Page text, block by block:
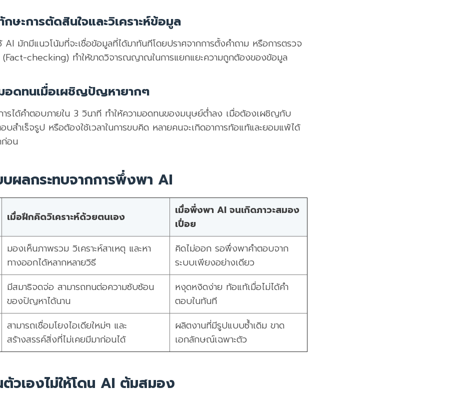
ษะการตัดสินใจและวิเคราะห์ข้อมูล
AI มักมีแนวโน้มที่จะเชื่อข้อมูลที่ได้มาทันทีโดยปราศจากการตั้งคำถาม หรือการตรวจ
checking) ทำให้ขาดวิจารณญาณในการแยกแยะความถูกต้องของข้อมูล
อดทนเมื่อเผชิญปัญหายากๆ
ารได้คำตอบภายใน 3 วินาที ทำให้ความอดทนของมนุษย์ต่ำลง เมื่อต้องเผชิญกับ
สำเร็จรูป หรือต้องใช้เวลาในการขบคิด หลายคนจะเกิดอาการท้อแท้และยอมแพ้ได้
อน
บผลกระทบจากการพึ่งพา AI
เมื่อฝึกคิดวิเคราะห์ด้วยตนเอง
เมื่อพึ่งพา AI จนเกิดภาวะสมอง
เปื่อย
มองเห็นภาพรวม วิเคราะห์สาเหตุ และหา
ทางออกได้หลากหลายวิธี
คิดไม่ออก รอพึ่งพาคำตอบจาก
ระบบเพียงอย่างเดียว
มีสมาธิจดจ่อ สามารถทนต่อความซับซ้อน
ของปัญหาได้นาน
หงุดหงิดง่าย ท้อแท้เมื่อไม่ได้คำ
ตอบในทันที
สามารถเชื่อมโยงไอเดียใหม่ๆ และ
สร้างสรรค์สิ่งที่ไม่เคยมีมาก่อนได้
ผลิตงานที่มีรูปแบบซ้ำเดิม ขาด
เอกลักษณ์เฉพาะตัว
วเองไม่ให้โดน AI ต้มสมอง